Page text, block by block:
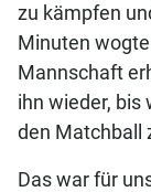
zu kämpfen
Minuten
Mannschaft
ihn wieder, bis
den Matchball
Das war für